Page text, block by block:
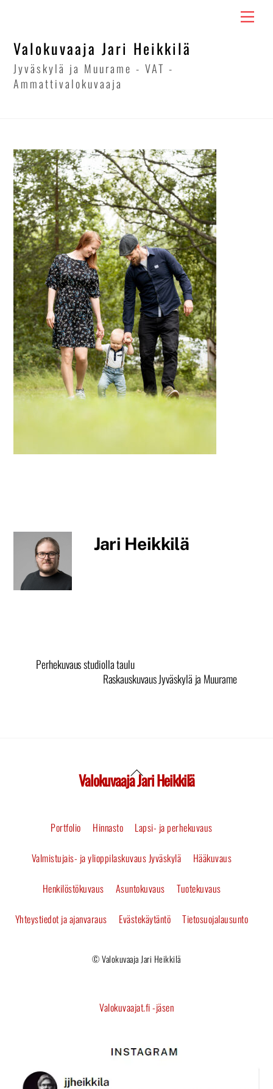
contentValokuvaaja Jari Heikkilä
Jyväskylä ja Muurame - VAT -
Ammattivalokuvaaja
Jari Heikkilä
Perhekuvaus studiolla taulu
Raskauskuvaus Jyväskylä ja Muurame
Back
Top
Valokuvaaja Jari Heikkilä
Portfolio Hinnasto Lapsi- ja perhekuvaus
Valmistujais- ja ylioppilaskuvaus Jyväskylä Hääkuvaus
Henkilöstökuvaus Asuntokuvaus Tuotekuvaus
Yhteystiedot ja ajanvaraus Evästekäytäntö Tietosuojalausunto
© Valokuvaaja Jari Heikkilä
Valokuvaajat.fi -jäsen